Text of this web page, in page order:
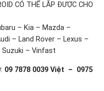
CÓ THỂ LẮP ĐƯỢC CHO
– Kia – Mazda –
– Land Rover – Lexus –
– Vinfast
09 7878 0039 Việt – 0975